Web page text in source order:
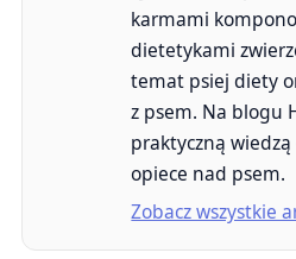
karmami
dietetykami
temat psiej diety
z psem. Na blogu
praktyczną
opiece nad psem.
Zobacz wszystkie